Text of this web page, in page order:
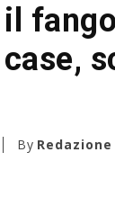
il fango
By Redazione